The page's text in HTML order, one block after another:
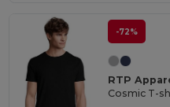
-72%
RTP
Cosmic T-